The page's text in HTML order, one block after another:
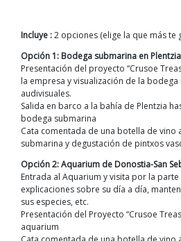
Incluye :2 opciones (elige la que más te
Opción 1: Bodega submarina en Plentzia
Presentación del proyecto “Crusoe
la empresa y visualización de la
audivisuales.
Salida en barco a la bahía de Plentzia
bodega submarina
Cata comentada de una botella de vino
submarina y degustación de pintxos
Opción 2: Aquarium de Donostia-San
Entrada al Aquarium y visita por la
explicaciones sobre su día a día,
sus especies, etc.
Presentación del Proyecto “Crusoe
aquarium